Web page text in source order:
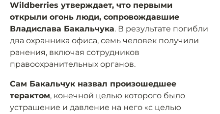
Wildberries утверждает, что первыми
открыли огонь люди, сопровождавшие
Владислава Бакальчука. В результате погибли
два охранника офиса, семь человек получили
ранения, включая сотрудников
правоохранительных органов.
Сам Бакальчук назвал произошедшее
терактом, конечной целью которого было
устрашение и давление на него «с целью